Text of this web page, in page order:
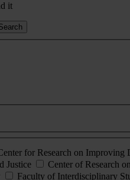
it
for Research on Improving
Justice Center of Research
Faculty of Interdisciplinary